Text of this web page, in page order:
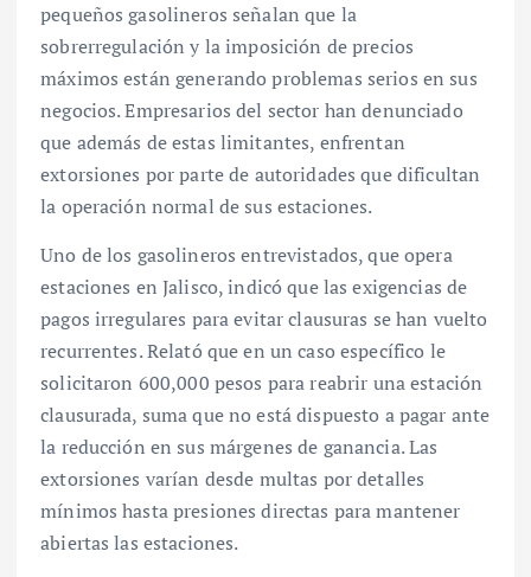
pequeños gasolineros señalan que la
sobrerregulación y la imposición de precios
máximos están generando problemas serios en sus
negocios. Empresarios del sector han denunciado
que además de estas limitantes, enfrentan
extorsiones por parte de autoridades que dificultan
la operación normal de sus estaciones.
Uno de los gasolineros entrevistados, que opera
estaciones en Jalisco, indicó que las exigencias de
pagos irregulares para evitar clausuras se han vuelto
recurrentes. Relató que en un caso específico le
solicitaron 600,000 pesos para reabrir una estación
clausurada, suma que no está dispuesto a pagar ante
la reducción en sus márgenes de ganancia. Las
extorsiones varían desde multas por detalles
mínimos hasta presiones directas para mantener
abiertas las estaciones.